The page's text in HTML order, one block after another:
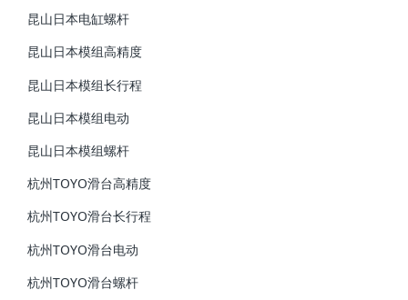
昆山日本电缸螺杆
昆山日本模组高精度
昆山日本模组长行程
昆山日本模组电动
昆山日本模组螺杆
杭州TOYO滑台高精度
杭州TOYO滑台长行程
杭州TOYO滑台电动
杭州TOYO滑台螺杆